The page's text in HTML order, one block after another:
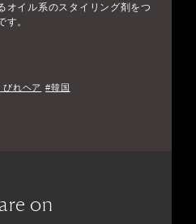
オイル系のスタイリング剤をつ
す。
びれヘア #韓国
on